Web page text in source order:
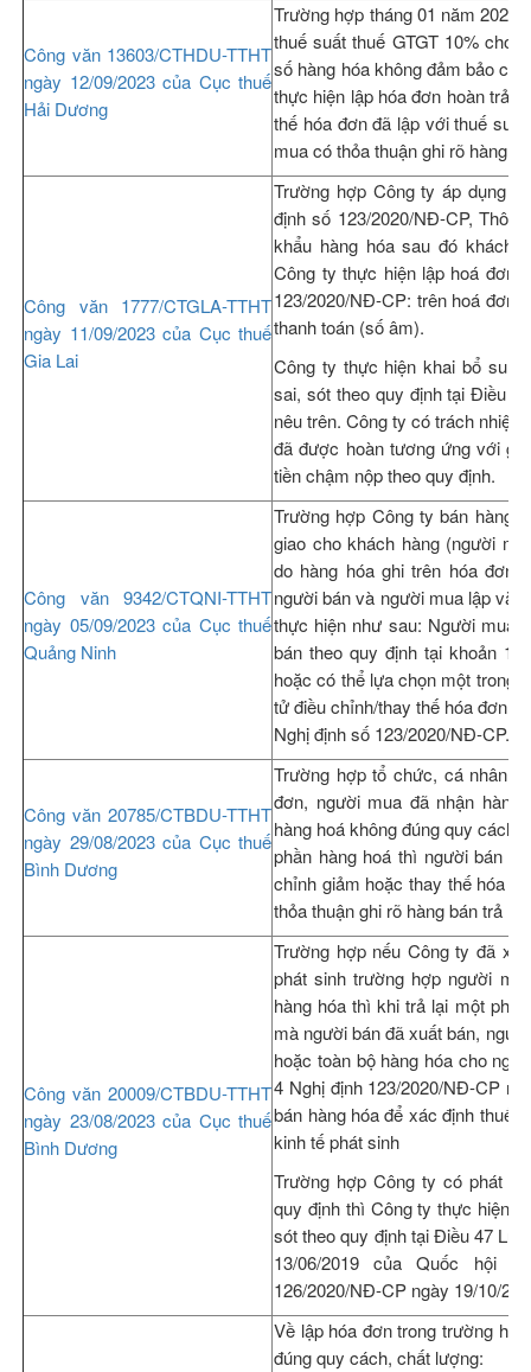
Công văn 13603/CTHDU-TTHT
ngày 12/09/2023 của Cục thuế
Hải Dương
Trường hợp tháng 01 năm 2023
thuế suất thuế GTGT 10% cho
số hàng hóa không đảm bảo
thực hiện lập hóa đơn hoàn trả
thế hóa đơn đã lập với thuế
mua có thỏa thuận ghi rõ hàng
Công văn 1777/CTGLA-TTHT
ngày 11/09/2023 của Cục thuế
Gia Lai
Trường hợp Công ty áp dụng
định số 123/2020/NĐ-CP,
khẩu hàng hóa sau đó khách
Công ty thực hiện lập hoá đơn
123/2020/NĐ-CP: trên hoá đơn
thanh toán (số âm).
Công ty thực hiện khai bổ
sai, sót theo quy định tại Điều
nêu trên. Công ty có trách
đã được hoàn tương ứng với
tiền chậm nộp theo quy định.
Công văn 9342/CTQNI-TTHT
ngày 05/09/2023 của Cục thuế
Quảng Ninh
Trường hợp Công ty bán hàng
giao cho khách hàng (người
do hàng hóa ghi trên hóa đơn
người bán và người mua lập
thực hiện như sau: Người mua
bán theo quy định tại khoản 1
hoặc có thể lựa chọn một trong
tử điều chỉnh/thay thế hóa đơn
Nghị định số 123/2020/NĐ-CP.
Công văn 20785/CTBDU-TTHT
ngày 29/08/2023 của Cục thuế
Bình Dương
Trường hợp tổ chức, cá nhân
đơn, người mua đã nhận
hàng hoá không đúng quy
phần hàng hoá thì người bán
chỉnh giảm hoặc thay thế hóa
thỏa thuận ghi rõ hàng bán trả
Công văn 20009/CTBDU-TTHT
ngày 23/08/2023 của Cục thuế
Bình Dương
Trường hợp nếu Công ty đã
phát sinh trường hợp người
hàng hóa thì khi trả lại một
mà người bán đã xuất bán,
hoặc toàn bộ hàng hóa cho
4 Nghị định 123/2020/NĐ-CP
bán hàng hóa để xác định thuế
kinh tế phát sinh
Trường hợp Công ty có phát
quy định thì Công ty thực hiện
sót theo quy định tại Điều 47
13/06/2019 của Quốc hội
126/2020/NĐ-CP ngày 19/10/
Về lập hóa đơn trong trường
đúng quy cách, chất lượng: